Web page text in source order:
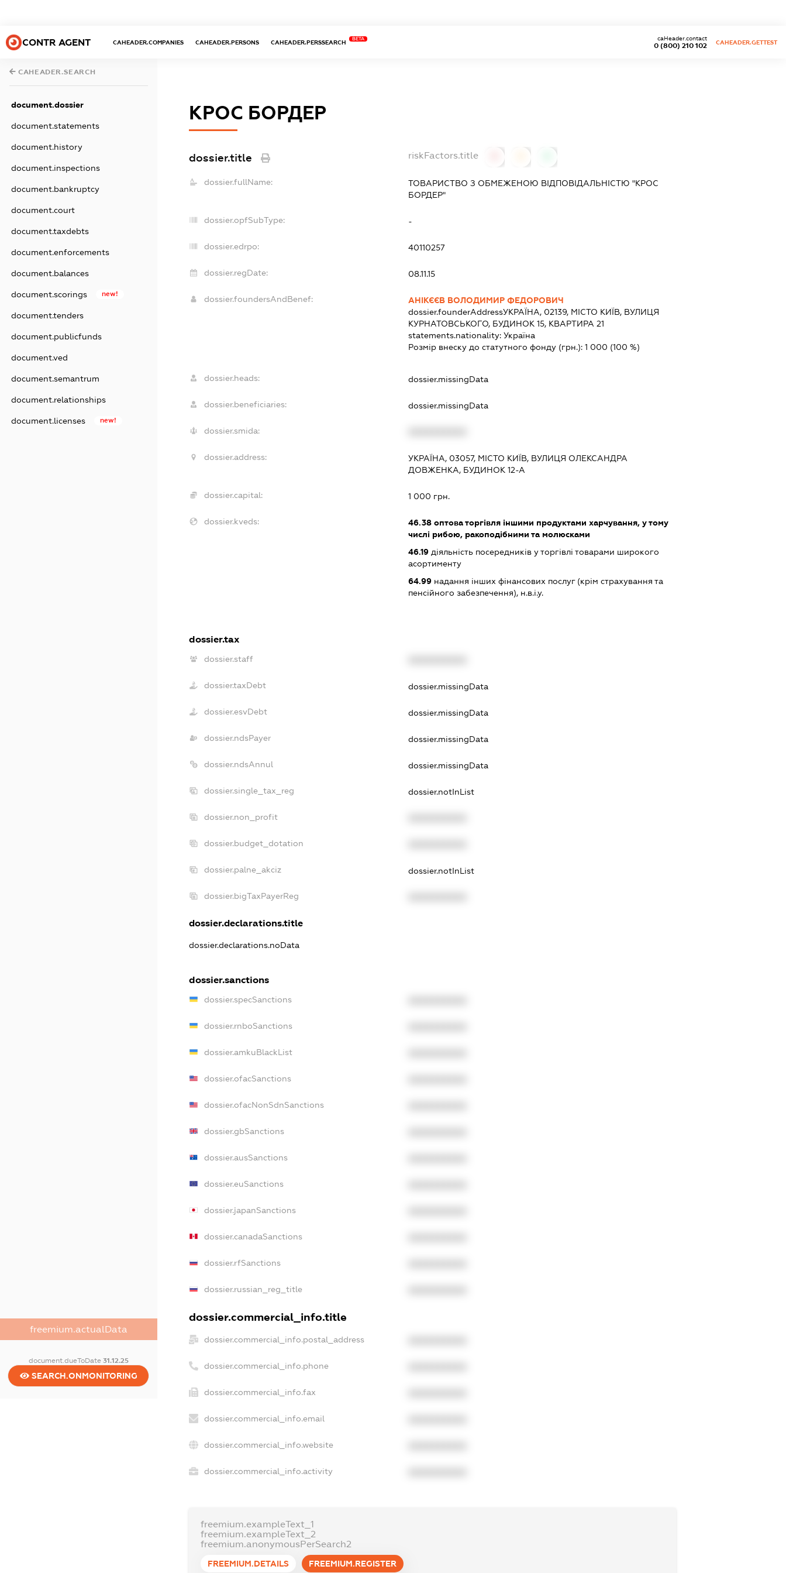
CONTR AGENT CAHEADER.COMPANIES CAHEADER.PERSONS CAHEADER.PERSSEARCH
BETA
0 (800) 210 102
caHeader.contact
CAHEADER.GETTEST
CAHEADER.SEARCH
document.dossier
document.statements
document.history
document.inspections
document.bankruptcy
document.court
document.taxdebts
document.enforcements
document.balances
document.scorings new!
document.tenders
document.publicfunds
document.ved
document.semantrum
document.relationships
document.licenses new!
freemium.actualData
document.dueToDate 31.12.25
SEARCH.ONMONITORING
КРОС БОРДЕР
dossier.title riskFactors.title
dossier.fullName:
ТОВАРИСТВО З ОБМЕЖЕНОЮ ВІДПОВІДАЛЬНІСТЮ "КРОС
БОРДЕР"
dossier.opfSubType: -
dossier.edrpo: 40110257
dossier.regDate: 08.11.15
dossier.foundersAndBenef:
АНІКЄЄВ ВОЛОДИМИР ФЕДОРОВИЧ
dossier.founderAddressУКРАЇНА, 02139, МІСТО КИЇВ, ВУЛИЦЯ
КУРНАТОВСЬКОГО, БУДИНОК 15, КВАРТИРА 21
statements.nationality: Україна
Розмір внеску до статутного фонду (грн.): 1 000 (100 %)
dossier.heads: dossier.missingData
dossier.beneficiaries: dossier.missingData
dossier.smida:
dossier.address:
УКРАЇНА, 03057, МІСТО КИЇВ, ВУЛИЦЯ ОЛЕКСАНДРА
ДОВЖЕНКА, БУДИНОК 12-А
dossier.capital: 1 000 грн.
dossier.kveds: 46.38оптова торгівля іншими продуктами харчування, у тому
числі рибою, ракоподібними та молюсками
46.19діяльність посередників у торгівлі товарами широкого
асортименту
64.99надання інших фінансових послуг (крім страхування та
пенсійного забезпечення), н.в.і.у.
dossier.tax
dossier.staff
dossier.taxDebt dossier.missingData
dossier.esvDebt dossier.missingData
dossier.ndsPayer dossier.missingData
dossier.ndsAnnul dossier.missingData
dossier.single_tax_reg dossier.notInList
dossier.non_profit
dossier.budget_dotation
dossier.palne_akciz dossier.notInList
dossier.bigTaxPayerReg
dossier.declarations.title
dossier.declarations.noData
dossier.sanctions
dossier.specSanctions
dossier.rnboSanctions
dossier.amkuBlackList
dossier.ofacSanctions
dossier.ofacNonSdnSanctions
dossier.gbSanctions
dossier.ausSanctions
dossier.euSanctions
dossier.japanSanctions
dossier.canadaSanctions
dossier.rfSanctions
dossier.russian_reg_title
dossier.commercial_info.title
dossier.commercial_info.postal_address
dossier.commercial_info.phone
dossier.commercial_info.fax
dossier.commercial_info.email
dossier.commercial_info.website
dossier.commercial_info.activity
freemium.exampleText_1
freemium.exampleText_2
freemium.anonymousPerSearch2
FREEMIUM.DETAILS FREEMIUM.REGISTER